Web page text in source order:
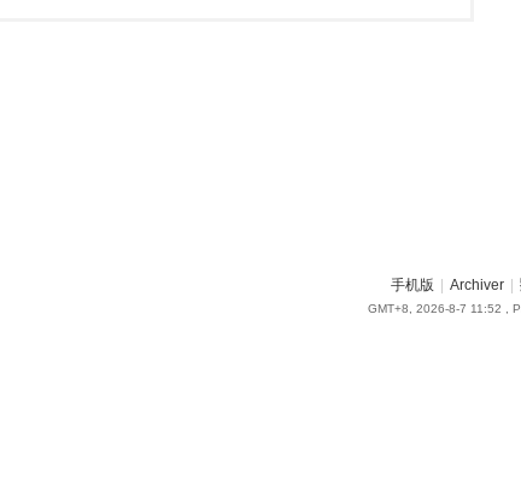
手机版 Archiver
GMT+8, 2026-8-7 11:52 ,